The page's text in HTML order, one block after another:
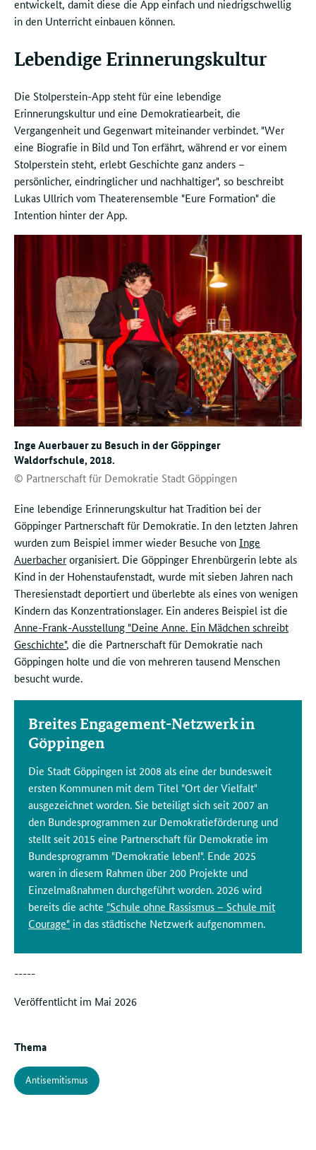
entwickelt, damit diese die App einfach und niedrigschwellig
in den Unterricht einbauen können.
Lebendige Erinnerungskultur
Die Stolperstein-App steht für eine lebendige
Erinnerungskultur und eine Demokratiearbeit, die
Vergangenheit und Gegenwart miteinander verbindet. "Wer
eine Biografie in Bild und Ton erfährt, während er vor einem
Stolperstein steht, erlebt Geschichte ganz anders –
persönlicher, eindringlicher und nachhaltiger", so beschreibt
Lukas Ullrich vom Theaterensemble "Eure Formation" die
Intention hinter der App.
Inge Auerbauer zu Besuch in der Göppinger
Waldorfschule, 2018.
© Partnerschaft für Demokratie Stadt Göppingen
Eine lebendige Erinnerungskultur hat Tradition bei der
Göppinger Partnerschaft für Demokratie. In den letzten Jahren
wurden zum Beispiel immer wieder Besuche vonInge
Auerbacherorganisiert. Die Göppinger Ehrenbürgerin lebte als
Kind in der Hohenstaufenstadt, wurde mit sieben Jahren nach
Theresienstadt deportiert und überlebte als eines von wenigen
Kindern das Konzentrationslager. Ein anderes Beispiel ist die
Anne-Frank-Ausstellung "Deine Anne. Ein Mädchen schreibt
Geschichte", die die Partnerschaft für Demokratie nach
Göppingen holte und die von mehreren tausend Menschen
besucht wurde.
Breites Engagement-Netzwerk in
Göppingen
Die Stadt Göppingen ist 2008 als eine der bundesweit
ersten Kommunen mit dem Titel "Ort der Vielfalt"
ausgezeichnet worden. Sie beteiligt sich seit 2007 an
den Bundesprogrammen zur Demokratieförderung und
stellt seit 2015 eine Partnerschaft für Demokratie im
Bundesprogramm "Demokratie leben!". Ende 2025
waren in diesem Rahmen über 200 Projekte und
Einzelmaßnahmen durchgeführt worden. 2026 wird
bereits die achte "Schule ohne Rassismus – Schule mit
Courage" in das städtische Netzwerk aufgenommen.
-----
Veröffentlicht im Mai 2026
Thema
Antisemitismus